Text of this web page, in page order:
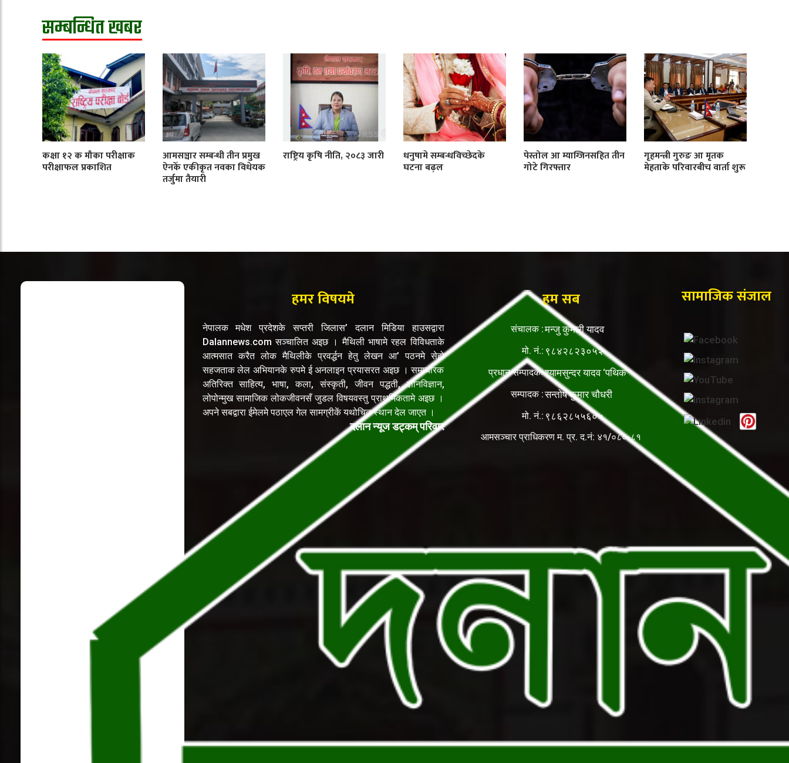
सम्बन्धित खबर
कक्षा १२ क मौका परीक्षाक
परीक्षाफल प्रकाशित
आमसञ्चार सम्बन्धी तीन प्रमुख
ऐनकेँ एकीकृत नवका विधेयक
तर्जुमा तैयारी
राष्ट्रिय कृषि नीति, २०८३ जारी धनुषामे सम्बन्धविच्छेदके
घटना बढ़ल
पेस्तोल आ म्याग्जिनसहित तीन
गोटे गिरफ्तार
गृहमन्त्री गुरुङ आ मृतक
मेहताके परिवारबीच वार्ता शुरू
हमर विषयमे
नेपालक मधेश प्रदेशके सप्तरी जिलास’ दलान मिडिया हाउसद्वारा
Dalannews.com सञ्चालित अइछ । मैथिली भाषामे रहल विविधताके
आत्मसात करैत लोक मैथिलीके प्रवर्द्धन हेतु लेखन आ’ पठनमे सेहो
सहजताक लेल अभियानके रुपमे ई अनलाइन प्रयासरत अइछ । समाचारक
अतिरिक्त साहित्य, भाषा, कला, संस्कृती, जीवन पद्धती, ज्ञानविज्ञान,
लोपोन्मुख सामाजिक लोकजीवनसँ जुडल विषयवस्तु प्राथमिकतामे अइछ ।
अपने सबद्वारा ईमेलमे पठाएल गेल सामग्रीकें यथोचित स्थान देल जाएत ।
दलान न्यूज डट्कम् परिवार
हम सब
संचालक :मन्जु कुमारी यादव
मो. नं.: ९८४२८२३०५२
प्रधान सम्पादकःश्यामसुन्दर यादव ‘पथिक’
सम्पादक :सन्तोष कुमार चौधरी
मो. नं.: ९८६२८५५६०५
आमसञ्चार प्राधिकरण म. प्र. द.नं: ४१/०८०-८१
सामाजिक संजाल